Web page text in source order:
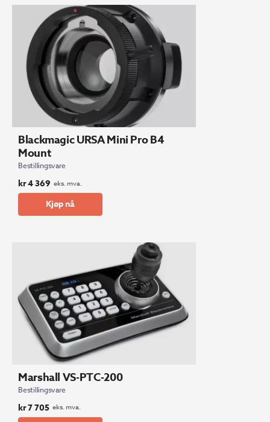
Blackmagic URSA Mini Pro B4
Mount
Bestillingsvare
kr4 369 eks. mva.
Kjøp nå
Marshall VS-PTC-200
Bestillingsvare
kr7 705 eks. mva.